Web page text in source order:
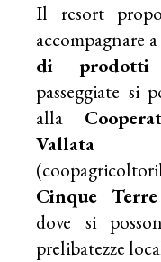
Il resort
accompagnare
di prodotti
passeggiate si
alla
Cinque Terre
dove si
prelibatezze